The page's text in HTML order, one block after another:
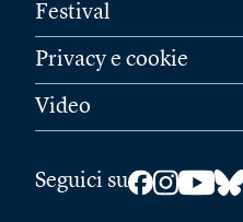
Festival
Privacy e cookie
Video
Seguici su